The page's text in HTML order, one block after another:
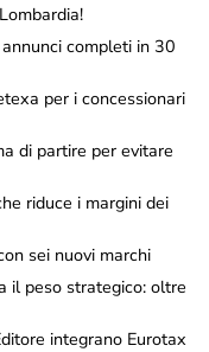
completi in 30
per i concessionari
di partire per evitare
riduce i margini dei
sei nuovi marchi
il peso strategico: oltre
integrano Eurotax